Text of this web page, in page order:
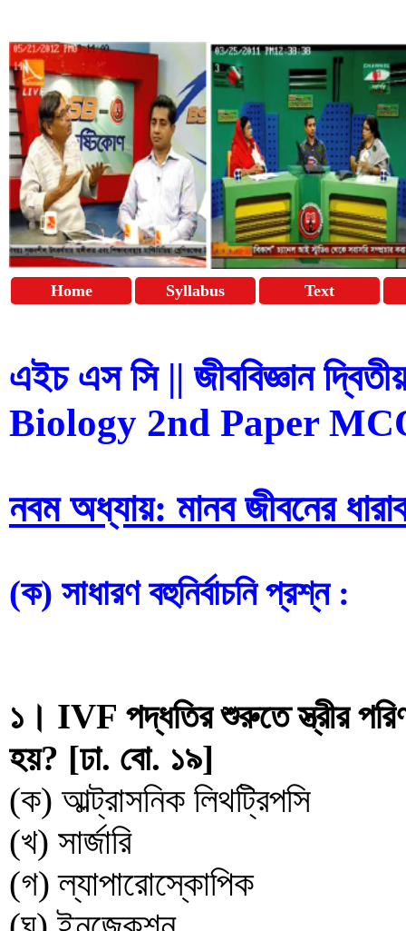
Home Syllabus Text
এইচ এস সি || জীববিজ্ঞান
Biology 2nd Paper
নবম অধ্যায়: মানব জীবনের
(ক) সাধারণ বহুনির্বাচনি প্রশ্ন :
১। IVF পদ্ধতির শুরুতে স্ত্রীর
হয়? [ঢা. বো. ১৯]
(ক) আল্ট্রাসনিক লিথট্রিপসি
(খ) সার্জারি
(গ) ল্যাপারোস্কোপিক